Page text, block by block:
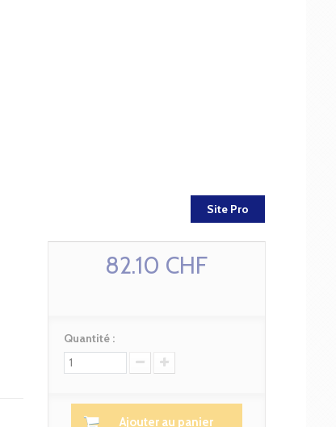
Site Pro
82.10 CHF
Quantité :
Ajouter au panier